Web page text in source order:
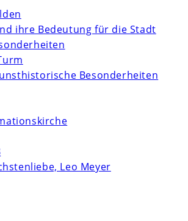
ihre Bedeutung für die Stadt
Besonderheiten
Leo Meyer